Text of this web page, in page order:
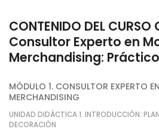
CONTENIDO DEL
Consultor Experto en
Merchandising: Práctico
MÓDULO 1. CONSULTOR EXPERTO
MERCHANDISING
UNIDAD DIDÁCTICA 1. INTRODUCCIÓN:
DECORACIÓN